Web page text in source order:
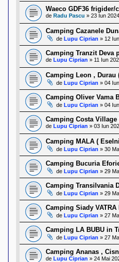
Waeco GDF36 frigider/
de Radu Pascu » 23 Iun
Camping Cazanele
de Lupu Ciprian » 12
Camping Tranzit Deva
de Lupu Ciprian » 11 Iun
Camping Leon , Durau
de Lupu Ciprian » 04
Camping Oliver Vama
de Lupu Ciprian » 04
Camping Costa Village
de Lupu Ciprian » 03 Iun
Camping MALA (
de Lupu Ciprian » 30
Camping Bucuria
de Lupu Ciprian » 29
Camping Transilvania
de Lupu Ciprian » 29
Camping Siady VATRA
de Lupu Ciprian » 27
Camping LA BUBU in
de Lupu Ciprian » 27
Camping Ananas ,
de Lupu Ciprian » 24 Mai